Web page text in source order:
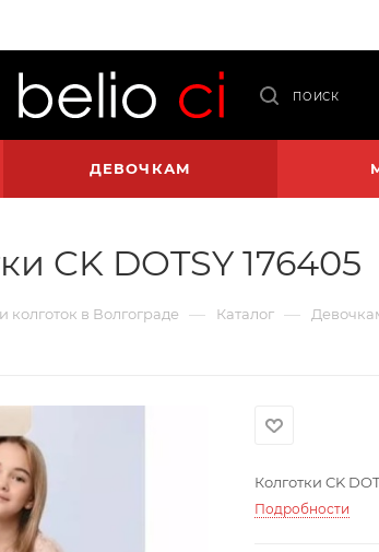
ПОИСК
ДЕВОЧКАМ
CK DOTSY 176405
колготок в Волгограде — Каталог —
Колготки CK
Подробности